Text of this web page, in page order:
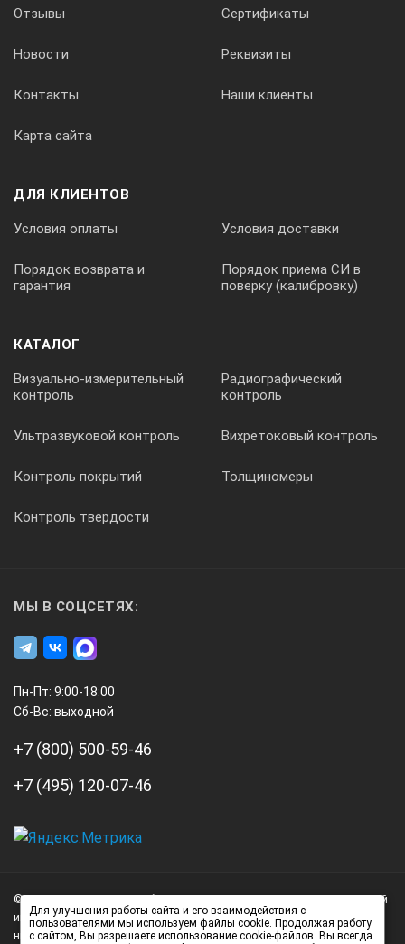
Отзывы Сертификаты
Новости Реквизиты
Контакты Наши клиенты
Карта сайта
ДЛЯ КЛИЕНТОВ
Условия оплаты Условия доставки
Порядок возврата и
гарантия
Порядок приема СИ в
поверку (калибровку)
КАТАЛОГ
Визуально-измерительный
контроль
Радиографический
контроль
Ультразвуковой контроль Вихретоковый контроль
Контроль покрытий Толщиномеры
Контроль твердости
МЫ В СОЦСЕТЯХ:
Пн-Пт: 9:00-18:00
Сб-Вс: выходной
+7 (800) 500-59-46
+7 (495) 120-07-46
Нагорный
проезд
© 2026 А3 Инжиниринг Обращаем Ваше внимание на то, что данный
интернет-сайт носит исключительно информационный характер и
ни при каких условиях не является публичной офертой,
Для улучшения работы сайта и его взаимодействия с
пользователями мы используем файлы cookie. Продолжая работу
с сайтом, Вы разрешаете использование cookie-файлов. Вы всегда